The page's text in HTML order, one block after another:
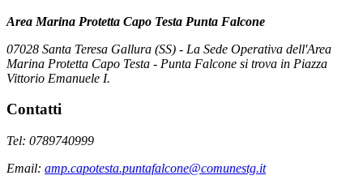
Area Marina Protetta Capo Testa Punta Falcone
07028 Santa Teresa Gallura (SS) - La Sede Operativa dell'Area
Marina Protetta Capo Testa - Punta Falcone si trova in Piazza
Vittorio Emanuele I.
Contatti
Tel: 0789740999
Email: amp.capotesta.puntafalcone@comunestg.it